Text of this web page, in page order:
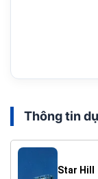
Thông tin
Star Hill